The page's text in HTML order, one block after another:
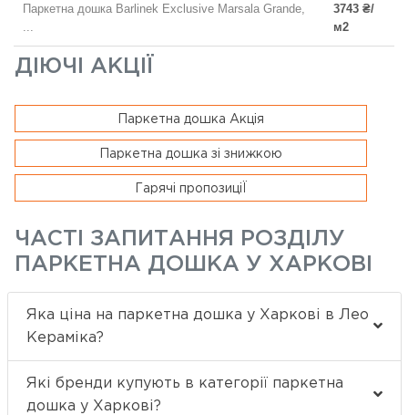
Паркетна дошка Barlinek Exclusive Marsala Grande,
3743 ₴/
м2
ДІЮЧІ АКЦІЇ
Паркетна дошка Акція
Паркетна дошка зі знижкою
Гарячі пропозиціЇ
ЧАСТІ ЗАПИТАННЯ РОЗДІЛУ
ПАРКЕТНА ДОШКА У ХАРКОВІ
Яка ціна на паркетна дошка у Харкові в Лео
Кераміка?
Які бренди купують в категорії паркетна
дошка у Харкові?